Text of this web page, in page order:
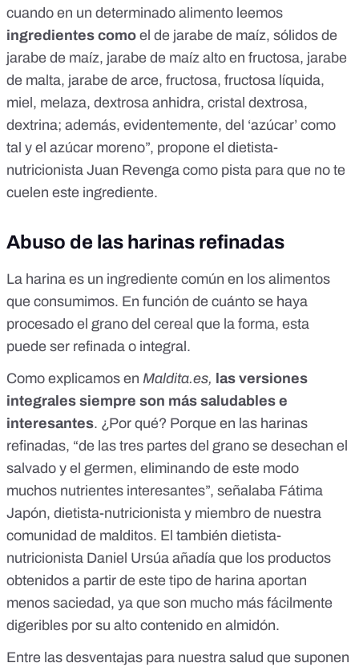
cuando en un determinado alimento leemos
ingredientes como el de jarabe de maíz, sólidos de
jarabe de maíz, jarabe de maíz alto en fructosa, jarabe
de malta, jarabe de arce, fructosa, fructosa líquida,
miel, melaza, dextrosa anhidra, cristal dextrosa,
dextrina; además, evidentemente, del ‘azúcar’ como
tal y el azúcar moreno”, propone el dietista-
nutricionista Juan Revenga como pista para que no te
cuelen este ingrediente.
Abuso de las harinas refinadas
La harina es un ingrediente común en los alimentos
que consumimos. En función de cuánto se haya
procesado el grano del cereal que la forma, esta
puede ser refinada o integral.
Como explicamos en Maldita.es, las versiones
integrales siempre son más saludables e
interesantes. ¿Por qué? Porque en las harinas
refinadas, “de las tres partes del grano se desechan el
salvado y el germen, eliminando de este modo
muchos nutrientes interesantes”, señalaba Fátima
Japón, dietista-nutricionista y miembro de nuestra
comunidad de malditos. El también dietista-
nutricionista Daniel Ursúa añadía que los productos
obtenidos a partir de este tipo de harina aportan
menos saciedad, ya que son mucho más fácilmente
digeribles por su alto contenido en almidón.
Entre las desventajas para nuestra salud que suponen